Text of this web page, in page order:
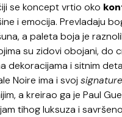
se koncept vrtio oko
i emocija. Prevladaju
a paleta boja je
su zidovi obojani, do
dekoracijama i sitnim
Noire ima i svoj
a kreirao ga je Paul
tihog luksuza i